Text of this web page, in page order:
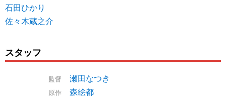
石田ひかり
佐々木蔵之介
スタッフ
監督 瀬田なつき
原作 森絵都